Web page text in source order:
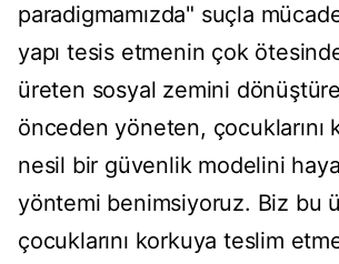
paradigmamızda" suçla
yapı tesis etmenin çok
üreten sosyal zemini
önceden yöneten, çocuklarını
nesil bir güvenlik modelini
yöntemi benimsiyoruz. Biz bu
çocuklarını korkuya teslim